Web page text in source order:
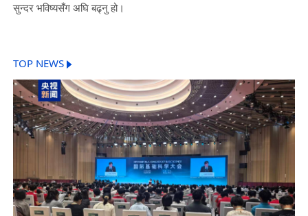
सुन्दर भविष्यसँग अघि बढ्नु हो।
TOP NEWS